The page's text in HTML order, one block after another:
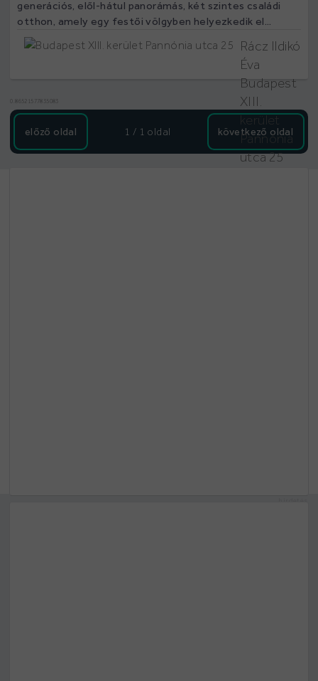
generációs, elől-hátul panorámás, két szintes családi
otthon, amely egy festői völgyben helyezkedik el...
Rácz Ildikó
Éva
Budapest
XIII.
kerület
Pannónia
utca 25
0.86521577835083
előző oldal 1 / 1 oldal következő oldal